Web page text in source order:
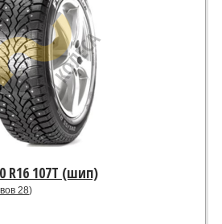
R16 107T (шип)
28)